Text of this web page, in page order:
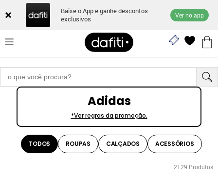
Baixe o App e ganhe descontos
exclusivos
Ver no app
Adidas
*Ver regras da promoção.
TODOS ROUPAS CALÇADOS ACESSÓRIOS
2129 Produtos